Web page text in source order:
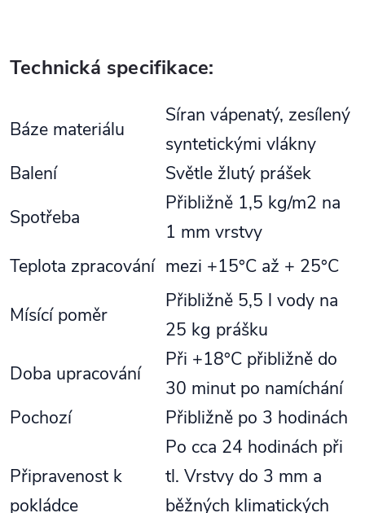
Technická specifikace:
Báze materiálu
Síran vápenatý, zesílený
syntetickými vlákny
Balení
Světle žlutý prášek
Spotřeba
Přibližně 1,5 kg/m2 na
1 mm vrstvy
Teplota zpracování mezi +15°C až + 25°C
Mísící poměr
Přibližně 5,5 l vody na
25 kg prášku
Doba upracování
Při +18°C přibližně do
30 minut po namíchání
Pochozí
Přibližně po 3 hodinách
Připravenost k
pokládce
Po cca 24 hodinách při
tl. Vrstvy do 3 mm a
běžných klimatických